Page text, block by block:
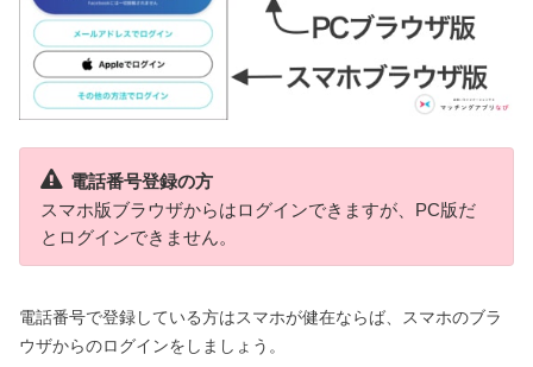
電話番号登録の方
スマホ版ブラウザからはログインできますが、PC版だ
とログインできません。
電話番号で登録している方はスマホが健在ならば、スマホのブラ
ウザからのログインをしましょう。